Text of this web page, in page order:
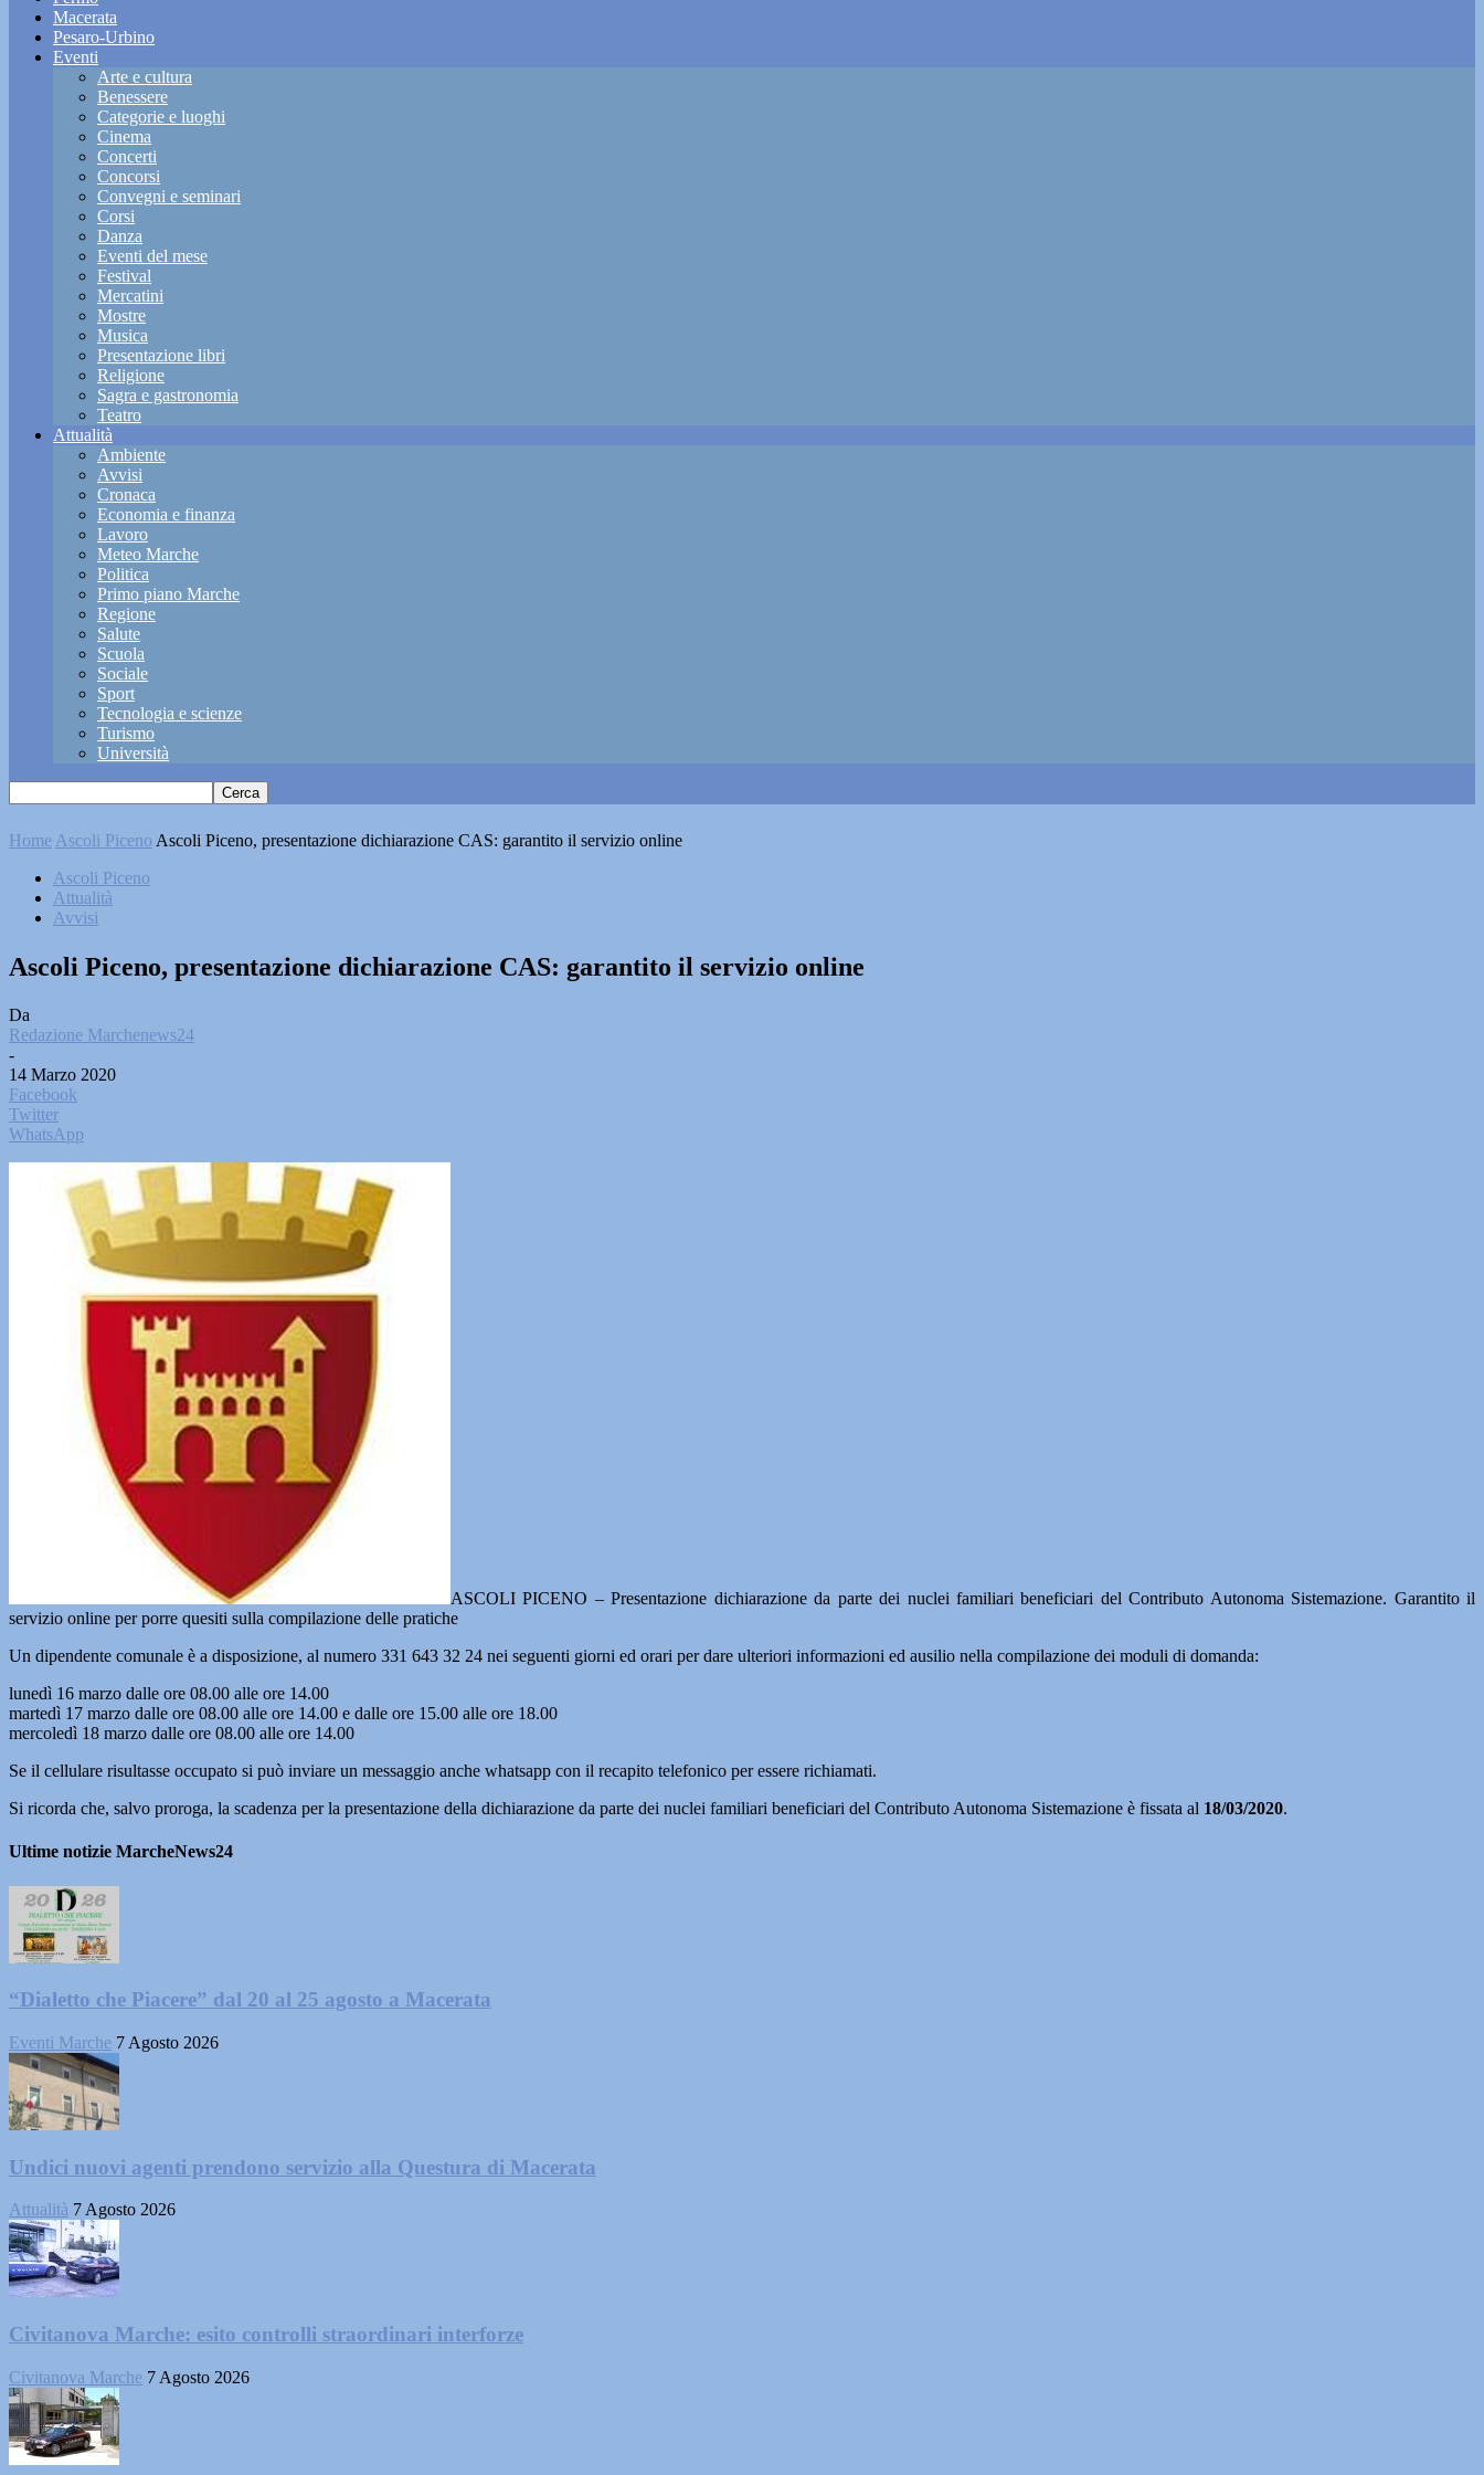
Macerata
Pesaro-Urbino
Eventi
Arte e cultura
Benessere
Categorie e luoghi
Cinema
Concerti
Concorsi
Convegni e seminari
Corsi
Danza
Eventi del mese
Festival
Mercatini
Mostre
Musica
Presentazione libri
Religione
Sagra e gastronomia
Teatro
Attualità
Ambiente
Avvisi
Cronaca
Economia e finanza
Lavoro
Meteo Marche
Politica
Primo piano Marche
Regione
Salute
Scuola
Sociale
Sport
Tecnologia e scienze
Turismo
Università
Home Ascoli Piceno Ascoli Piceno, presentazione dichiarazione CAS: garantito il servizio online
Ascoli Piceno
Attualità
Avvisi
Ascoli Piceno, presentazione dichiarazione CAS: garantito il servizio online
Da
Redazione Marchenews24
-
14 Marzo 2020
Facebook
Twitter
WhatsApp
ASCOLI PICENO – Presentazione dichiarazione da parte dei nuclei familiari beneficiari del Contributo Autonoma Sistemazione. Garantito il
servizio online per porre quesiti sulla compilazione delle pratiche
Un dipendente comunale è a disposizione, al numero 331 643 32 24 nei seguenti giorni ed orari per dare ulteriori informazioni ed ausilio nella compilazione dei moduli di domanda:
lunedì 16 marzo dalle ore 08.00 alle ore 14.00
martedì 17 marzo dalle ore 08.00 alle ore 14.00 e dalle ore 15.00 alle ore 18.00
mercoledì 18 marzo dalle ore 08.00 alle ore 14.00
Se il cellulare risultasse occupato si può inviare un messaggio anche whatsapp con il recapito telefonico per essere richiamati.
Si ricorda che, salvo proroga, la scadenza per la presentazione della dichiarazione da parte dei nuclei familiari beneficiari del Contributo Autonoma Sistemazione è fissata al 18/03/2020.
Ultime notizie MarcheNews24
“Dialetto che Piacere” dal 20 al 25 agosto a Macerata
Eventi Marche 7 Agosto 2026
Undici nuovi agenti prendono servizio alla Questura di Macerata
Attualità 7 Agosto 2026
Civitanova Marche: esito controlli straordinari interforze
Civitanova Marche 7 Agosto 2026